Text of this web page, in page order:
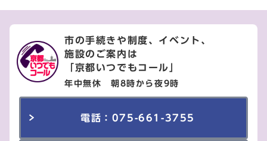
市の手続きや制度、イベント、
施設のご案内は
「京都いつでもコール」
年中無休 朝8時から夜9時
電話：075-661-3755